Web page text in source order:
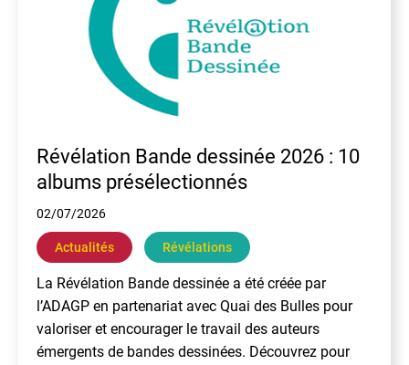
Révélation Bande dessinée 2026 : 10
albums présélectionnés
02/07/2026
Actualités Révélations
La Révélation Bande dessinée a été créée par
l’ADAGP en partenariat avec Quai des Bulles pour
valoriser et encourager le travail des auteurs
émergents de bandes dessinées. Découvrez pour